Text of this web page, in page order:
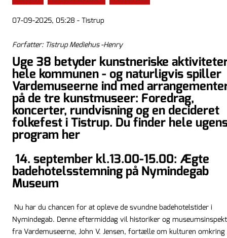
07-09-2025, 05:28 - Tistrup
Forfatter: Tistrup Mediehus -Henry
Uge 38 betyder kunstneriske
hele kommunen - og naturligvis spiller
Vardemuseerne ind med
på de tre kunstmuseer: Foredrag,
koncerter, rundvisning og en decideret
folkefest i Tistrup. Du finder hele
program her
14. september kl.13.00-15.00: Ægte
badehotelsstemning på Nymindegab
Museum
Nu har du chancen for at opleve de svundne badehotelstider i
Nymindegab. Denne eftermiddag vil historiker og
fra Vardemuseerne, John V. Jensen, fortælle om kulturen omkring